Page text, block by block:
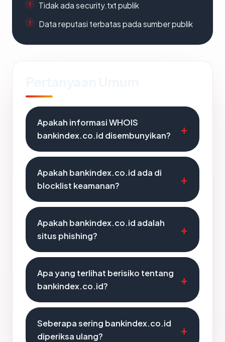
Tidak ada security.txt publik
Data reputasi terbatas pada sumber publik
Apakah informasi WHOIS
bankindex.co.id disembunyikan?
Apakah bankindex.co.id ada di
blocklist keamanan?
Apakah bankindex.co.id adalah
situs phishing?
Apa yang terlihat berisiko tentang
bankindex.co.id?
Seberapa sering bankindex.co.id
diperiksa ulang?